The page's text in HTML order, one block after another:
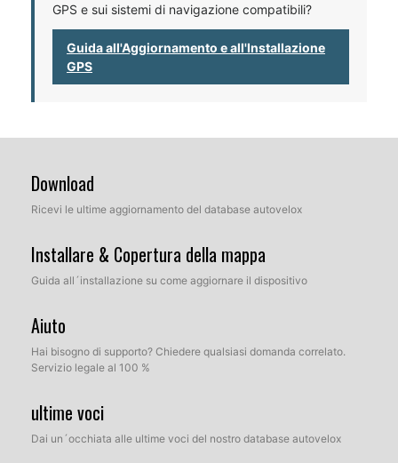
GPS e sui sistemi di navigazione compatibili?
Guida all'Aggiornamento e all'Installazione
GPS
Download
Ricevi le ultime aggiornamento del database autovelox
Installare & Copertura della mappa
Guida all´installazione su come aggiornare il dispositivo
Aiuto
Hai bisogno di supporto? Chiedere qualsiasi domanda correlato.
Servizio legale al 100 %
ultime voci
Dai un´occhiata alle ultime voci del nostro database autovelox